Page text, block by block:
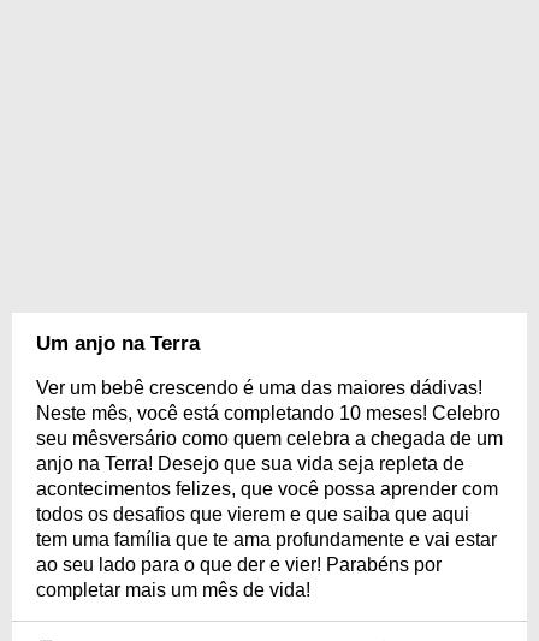
Um anjo na Terra
Ver um bebê crescendo é uma das maiores dádivas!
Neste mês, você está completando 10 meses! Celebro
seu mêsversário como quem celebra a chegada de um
anjo na Terra! Desejo que sua vida seja repleta de
acontecimentos felizes, que você possa aprender com
todos os desafios que vierem e que saiba que aqui
tem uma família que te ama profundamente e vai estar
ao seu lado para o que der e vier! Parabéns por
completar mais um mês de vida!